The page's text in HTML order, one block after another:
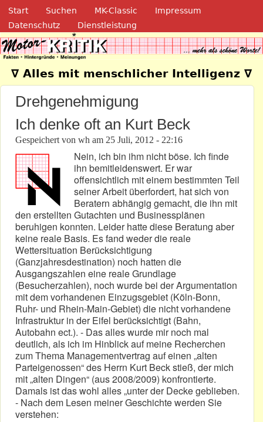
Direkt zum Inhalt
Navigation
Start Suchen MK-Classic
Impressum
Datenschutz
Dienstleistung
Motor-Kritik.de
∇ Alles mit menschlicher Intelligenz ∇
Drehgenehmigung
Ich denke oft an Kurt Beck
Gespeichert von wh am 25 Juli, 2012 - 22:16
Nein, ich bin ihm nicht böse. Ich finde
ihn bemitleidenswert. Er war
offensichtlich mit einem bestimmten Teil
seiner Arbeit überfordert, hat sich von
Beratern abhängig gemacht, die ihn mit
den erstellten Gutachten und Businessplänen
beruhigen konnten. Leider hatte diese Beratung aber
keine reale Basis. Es fand weder die reale
Wettersituation Berücksichtigung
(Ganzjahresdestination) noch hatten die
Ausgangszahlen eine reale Grundlage
(Besucherzahlen), noch wurde bei der Argumentation
mit dem vorhandenen Einzugsgebiet (Köln-Bonn,
Ruhr- und Rhein-Main-Gebiet) die nicht vorhandene
Infrastruktur in der Eifel berücksichtigt (Bahn,
Autobahn ect.). - Das alles wurde mir noch mal
deutlich, als ich im Hinblick auf meine Recherchen
zum Thema Managementvertrag auf einen „alten
Parteigenossen“ des Herrn Kurt Beck stieß, der mich
mit „alten Dingen“ (aus 2008/2009) konfrontierte.
Damals ist das wohl alles „unter der Decke geblieben.
- Nach dem Lesen meiner Geschichte werden Sie
verstehen: